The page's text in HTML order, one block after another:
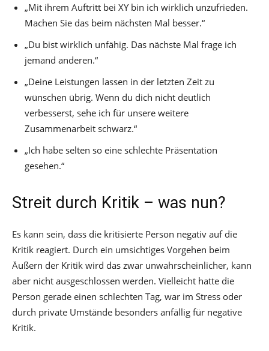
„Mit ihrem Auftritt bei XY bin ich wirklich unzufrieden.
Machen Sie das beim nächsten Mal besser.“
„Du bist wirklich unfähig. Das nächste Mal frage ich
jemand anderen.“
„Deine Leistungen lassen in der letzten Zeit zu
wünschen übrig. Wenn du dich nicht deutlich
verbesserst, sehe ich für unsere weitere
Zusammenarbeit schwarz.“
„Ich habe selten so eine schlechte Präsentation
gesehen.“
Streit durch Kritik – was nun?
Es kann sein, dass die kritisierte Person negativ auf die
Kritik reagiert. Durch ein umsichtiges Vorgehen beim
Äußern der Kritik wird das zwar unwahrscheinlicher, kann
aber nicht ausgeschlossen werden. Vielleicht hatte die
Person gerade einen schlechten Tag, war im Stress oder
durch private Umstände besonders anfällig für negative
Kritik.